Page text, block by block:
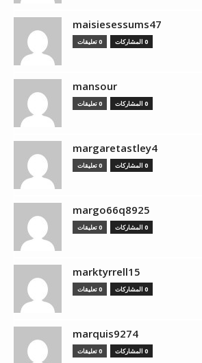
maisiesessums47
0 المشاركات 0 تعليقات
mansour
0 المشاركات 0 تعليقات
margaretastley4
0 المشاركات 0 تعليقات
margo66q8925
0 المشاركات 0 تعليقات
marktyrrell15
0 المشاركات 0 تعليقات
marquis9274
0 المشاركات 0 تعليقات